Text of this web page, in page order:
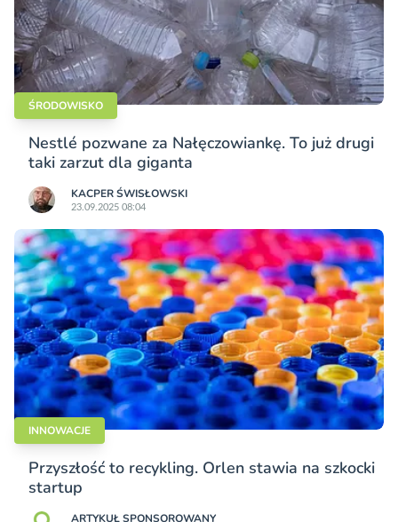
ŚRODOWISKO
Nestlé pozwane za Nałęczowiankę. To już drugi
taki zarzut dla giganta
KACPER ŚWISŁO­WSKI
23.09.2025 08:04
INNOWACJE
Przyszłość to recykling. Orlen stawia na szkocki
startup
ARTYKUŁ SPONSOROWANY